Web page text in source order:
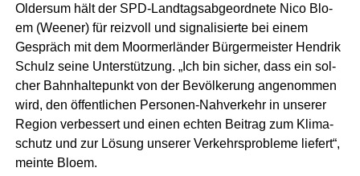
Older­sum hält der SPD-Land­tags­ab­ge­ord­ne­te Nico Blo­
em (Wee­ner) für reiz­voll und signa­li­sier­te bei einem
Gespräch mit dem Moorm­er­län­der Bür­ger­meis­ter Hen­drik
Schulz sei­ne Unter­stüt­zung. „Ich bin sicher, dass ein sol­
cher Bahn­hal­te­punkt von der Bevöl­ke­rung ange­nom­men
wird, den öffent­li­chen Per­so­nen-Nah­ver­kehr in unse­rer
Regi­on ver­bes­sert und einen ech­ten Bei­trag zum Kli­ma­
schutz und zur Lösung unse­rer Ver­kehrs­pro­ble­me lie­fert“,
mein­te Bloem.